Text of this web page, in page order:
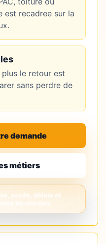
est recadree sur la
le retour est
sans perdre de
demande
métiers